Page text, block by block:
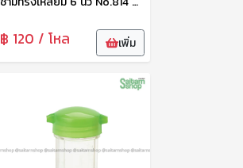
฿ 120 / โหล เพิ่ม